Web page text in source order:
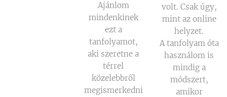
Ajánlom
mindenkinek
ezt a
tanfolyamot,
aki szeretne a
térrel
közelebbről
megismerkedni
volt. Csak úgy,
mint az online
helyzet.
A tanfolyam óta
használom is
mindig a
módszert,
amikor